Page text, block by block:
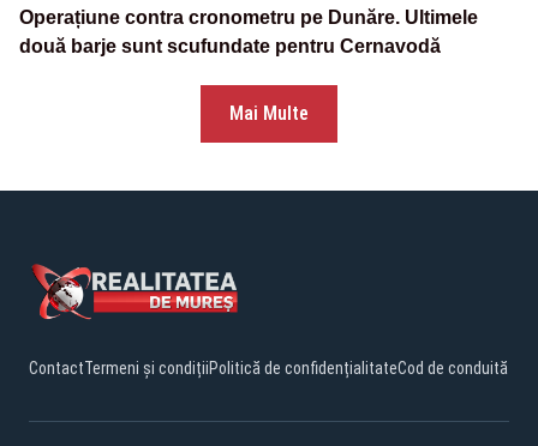
Operațiune contra cronometru pe Dunăre. Ultimele
două barje sunt scufundate pentru Cernavodă
Mai Multe
ContactTermeni și condițiiPolitică de confidențialitateCod de conduită